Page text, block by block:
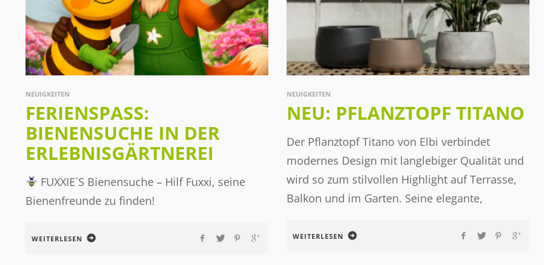
NEUIGKEITEN
FERIENSPASS: B
IENENSUCHE IN DER E
RLEBNISGÄRTNEREI
FUXXIE`S Bienensuche – Hilf Fuxxi, seine
Bienenfreunde zu finden!
WEITERLESEN
NEUIGKEITEN
NEU: PFLANZTOPF TITANO
Der Pflanztopf Titano von Elbi verbindet
modernes Design mit langlebiger Qualität und
wird so zum stilvollen Highlight auf Terrasse,
Balkon und im Garten. Seine elegante,
WEITERLESEN